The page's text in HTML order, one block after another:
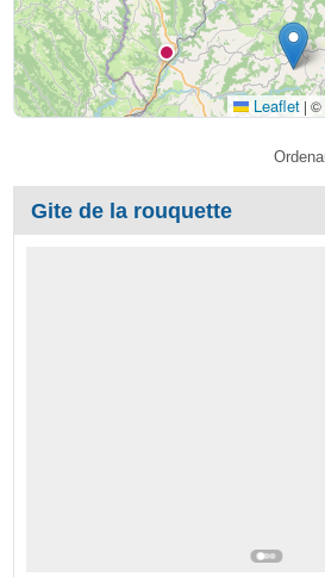
Leaflet | ©
Gite de la rouquette